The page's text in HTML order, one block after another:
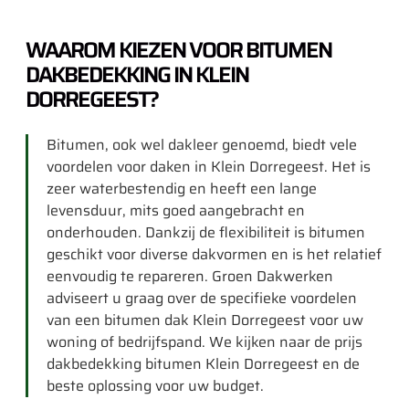
WAAROM KIEZEN VOOR BITUMEN
DAKBEDEKKING IN KLEIN
DORREGEEST?
Bitumen, ook wel dakleer genoemd, biedt vele
voordelen voor daken in Klein Dorregeest. Het is
zeer waterbestendig en heeft een lange
levensduur, mits goed aangebracht en
onderhouden. Dankzij de flexibiliteit is bitumen
geschikt voor diverse dakvormen en is het relatief
eenvoudig te repareren. Groen Dakwerken
adviseert u graag over de specifieke voordelen
van een bitumen dak Klein Dorregeest voor uw
woning of bedrijfspand. We kijken naar de prijs
dakbedekking bitumen Klein Dorregeest en de
beste oplossing voor uw budget.